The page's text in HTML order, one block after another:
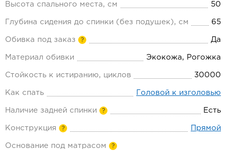
Высота спального места, см 50
Глубина сидения до спинки (без подушек), см 65
Обивка под заказ ? Да
Материал обивки Экокожа, Рогожка
Стойкость к истиранию, циклов 30000
Как спать Головой к изголовью
Наличие задней спинки ? Есть
Конструкция ? Прямой
Основание под матрасом ?